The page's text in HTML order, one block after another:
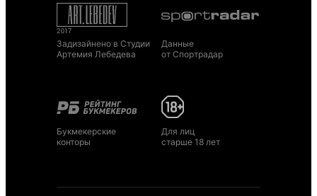
Задизайнено в Студии
Артемия Лебедева
Данные
от Спортрадар
Букмекерские
конторы
Для лиц
старше 18 лет